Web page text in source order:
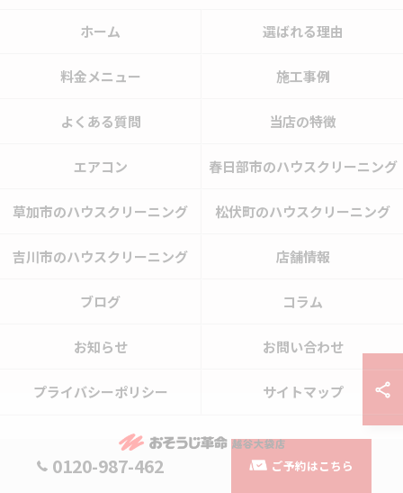
0120-987-462 ご予約はこちら
ホーム 選ばれる理由
料金メニュー 施工事例
よくある質問 当店の特徴
エアコン 春日部市のハウスクリーニング
草加市のハウスクリーニング 松伏町のハウスクリーニング
吉川市のハウスクリーニング 店舗情報
ブログ コラム
お知らせ お問い合わせ
プライバシーポリシー サイトマップ